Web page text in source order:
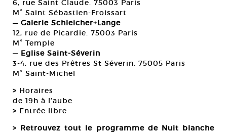
6, rue Saint Claude. 75003 Paris
M° Saint Sébastien-Froissart
— Galerie Schleicher+Lange
12, rue de Picardie. 75003 Paris
M° Temple
— Eglise Saint-Séverin
3-4, rue des Prêtres St Séverin. 75005 Paris
M° Saint-Michel
> Horaires
de 19h à l’aube
> Entrée libre
> Retrouvez tout le programme de Nuit blanche